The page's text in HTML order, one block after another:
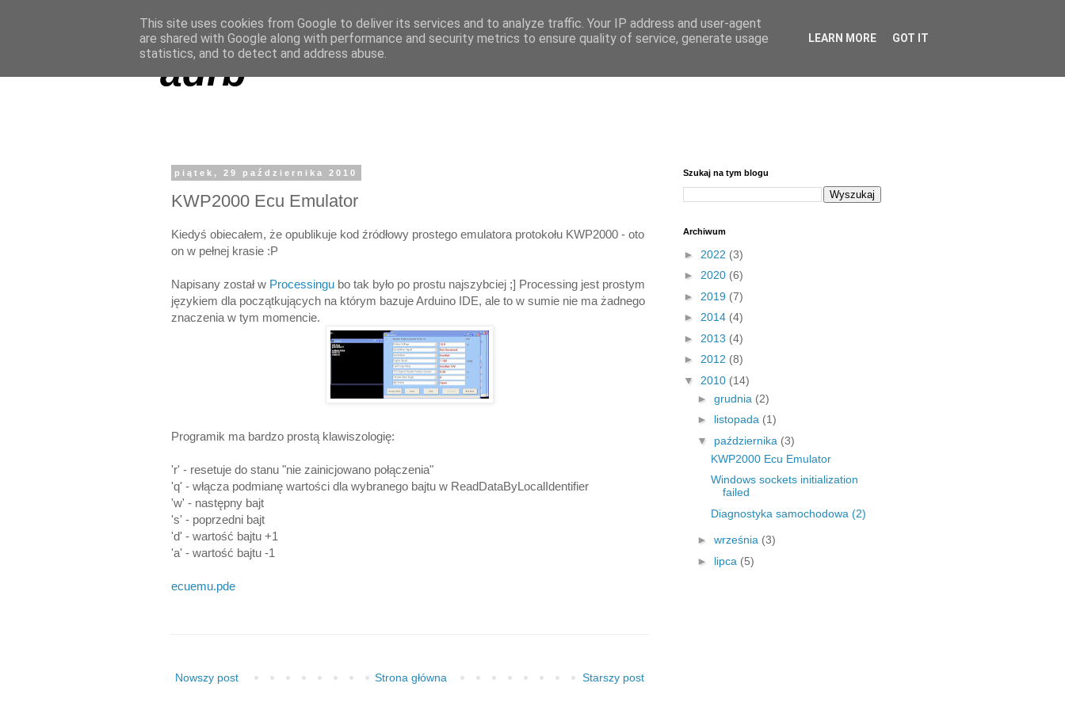
adrb
piątek, 29 października 2010
KWP2000 Ecu Emulator
Kiedyś obiecałem, że opublikuje kod źródłowy prostego emulatora protokołu KWP2000 - oto
on w pełnej krasie :P
Napisany został w Processingu bo tak było po prostu najszybciej ;] Processing jest prostym
językiem dla początkujących na którym bazuje Arduino IDE, ale to w sumie nie ma żadnego
znaczenia w tym momencie.
Programik ma bardzo prostą klawiszologię:
'r' - resetuje do stanu "nie zainicjowano połączenia"
'q' - włącza podmianę wartości dla wybranego bajtu w ReadDataByLocalIdentifier
'w' - następny bajt
's' - poprzedni bajt
'd' - wartość bajtu +1
'a' - wartość bajtu -1
ecuemu.pde
Nowszy post Starszy post
Strona główna
Szukaj na tym blogu
Archiwum
► 2022 (3)
► 2020 (6)
► 2019 (7)
► 2014 (4)
► 2013 (4)
► 2012 (8)
▼ 2010 (14)
► grudnia (2)
► listopada (1)
▼ października (3)
KWP2000 Ecu Emulator
Windows sockets initialization
failed
Diagnostyka samochodowa (2)
► września (3)
► lipca (5)
This site uses cookies from Google to deliver its services and to analyze traffic. Your IP address and user-agent
are shared with Google along with performance and security metrics to ensure quality of service, generate usage
statistics, and to detect and address abuse.
LEARN MORE GOT IT